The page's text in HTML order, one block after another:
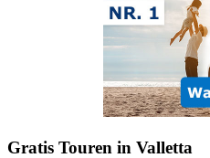
Gratis Touren in Valletta